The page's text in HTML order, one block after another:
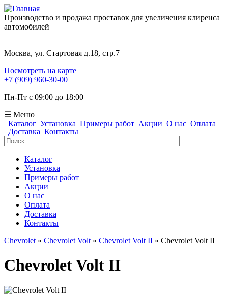
Производство и продажа проставок для увеличения клиренса
автомобилей
Москва, ул. Стартовая д.18, стр.7
Посмотреть на карте
+7 (909) 960-30-00
Пн-Пт с 09:00 до 18:00
☰ Меню
Каталог Установка Примеры работ Акции О нас Оплата
Доставка Контакты
Поиск
Каталог
Установка
Примеры работ
Акции
О нас
Оплата
Доставка
Контакты
Chevrolet » Chevrolet Volt » Chevrolet Volt II » Chevrolet Volt II
Chevrolet Volt II